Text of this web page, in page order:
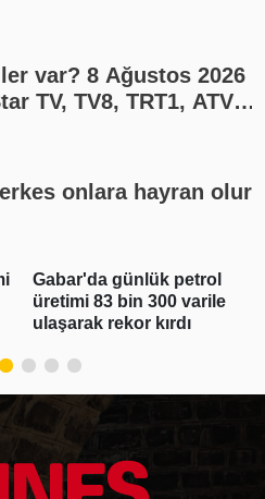
var? 8 Ağustos 2026
TV, TV8, TRT1, ATV
onlara hayran olur
Gabar'da günlük petrol
üretimi 83 bin 300 varile
ulaşarak rekor kırdı